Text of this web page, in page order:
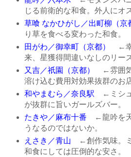
じる前衛的な和食。外人にオ
草喰 なかひがし／出町柳（京
り草を食べる変わった和食。
田がわ／御幸町（京都）
←幸
来、星獲得間違いなしのリー
又吉／祇園（京都）
←雰囲気
溶け込む費用対効果抜群のお店
和やまむら／奈良駅 ←ミシュ
が抜群に旨いガールズバー。
たきや／麻布十番 ←龍吟を天
うなるのではないか。
えさき／青山 ←創作気味。
和食にしては圧倒的な安さ。